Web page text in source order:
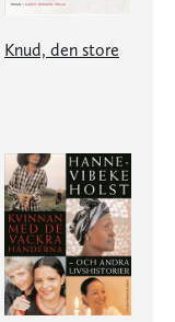
Knud, den store